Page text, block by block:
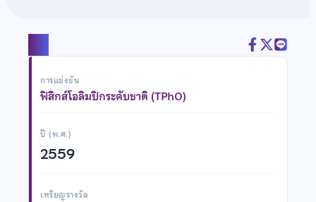
การแข่งขัน
ฟิสิกส์โอลิมปิกระดับชาติ (TPhO)
ปี (พ.ศ.)
2559
เหรียญรางวัล